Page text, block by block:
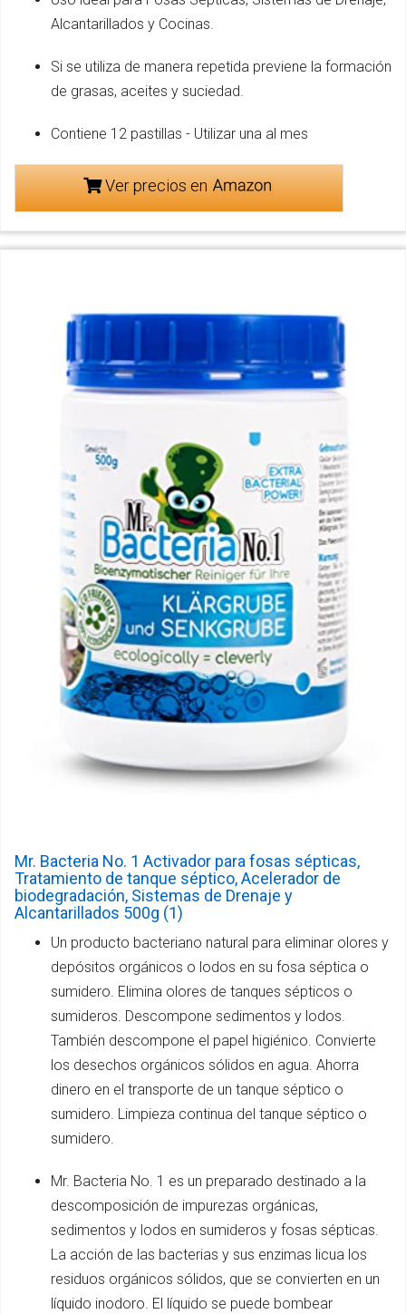
Alcantarillados y Cocinas.
Si se utiliza de manera repetida previene la formación
de grasas, aceites y suciedad.
Contiene 12 pastillas - Utilizar una al mes
Ver precios en
Mr. Bacteria No. 1 Activador para fosas sépticas,
Tratamiento de tanque séptico, Acelerador de
biodegradación, Sistemas de Drenaje y
Alcantarillados 500g (1)
Un producto bacteriano natural para eliminar olores y
depósitos orgánicos o lodos en su fosa séptica o
sumidero. Elimina olores de tanques sépticos o
sumideros. Descompone sedimentos y lodos.
También descompone el papel higiénico. Convierte
los desechos orgánicos sólidos en agua. Ahorra
dinero en el transporte de un tanque séptico o
sumidero. Limpieza continua del tanque séptico o
sumidero.
Mr. Bacteria No. 1 es un preparado destinado a la
descomposición de impurezas orgánicas,
sedimentos y lodos en sumideros y fosas sépticas.
La acción de las bacterias y sus enzimas licua los
residuos orgánicos sólidos, que se convierten en un
líquido inodoro. El líquido se puede bombear